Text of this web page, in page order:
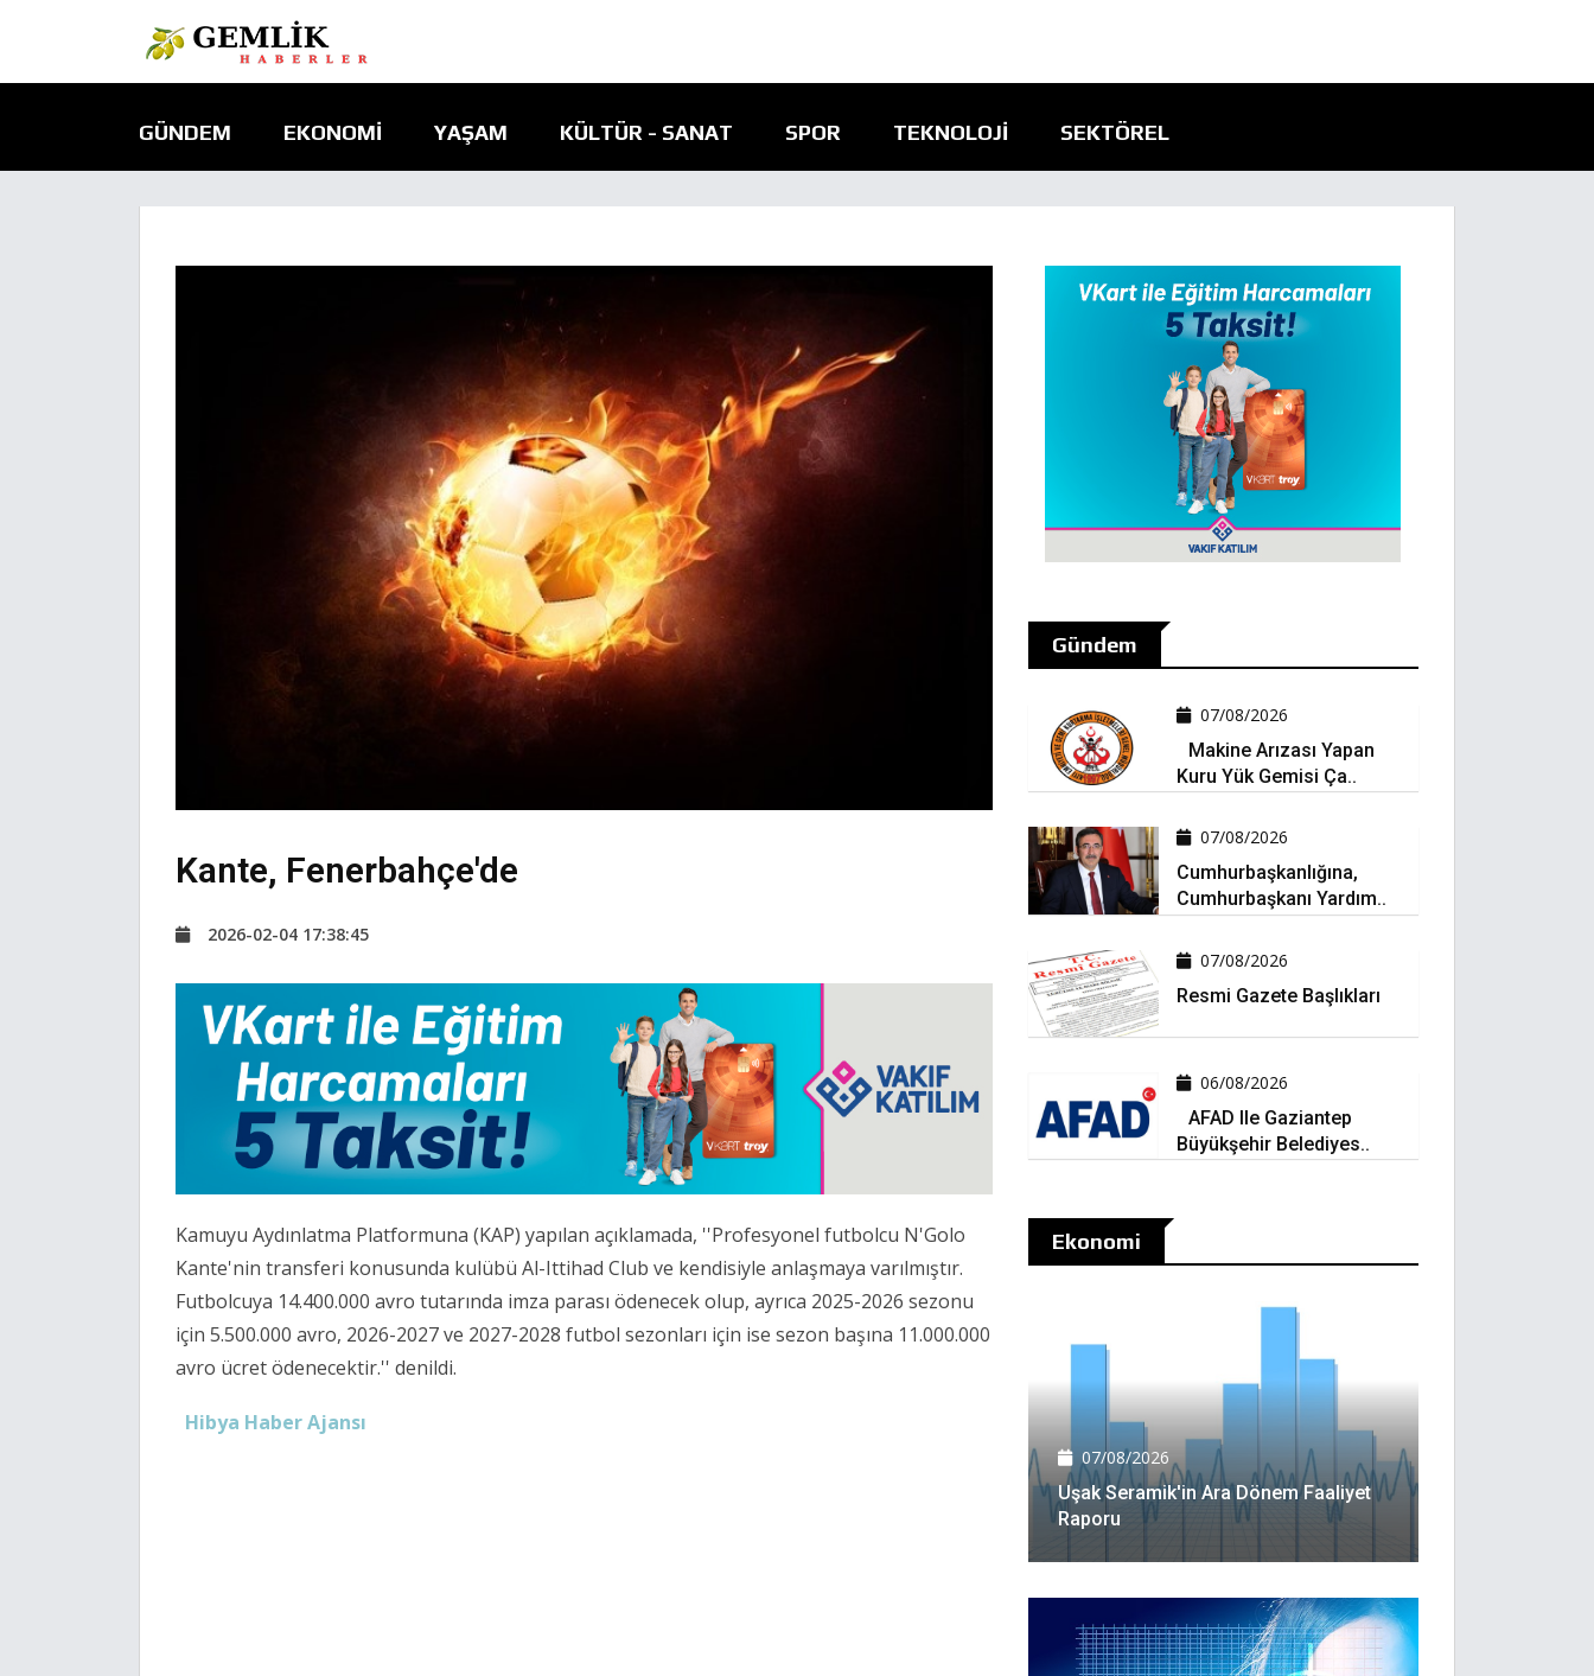
GÜNDEM EKONOMI YAŞAM KÜLTÜR - SANAT SPOR TEKNOLOJI SEKTÖREL
Kante, Fenerbahçe'de
2026-02-04 17:38:45
Kamuyu Aydınlatma Platformuna (KAP) yapılan açıklamada, ''Profesyonel futbolcu N'Golo
Kante'nin transferi konusunda kulübü Al-Ittihad Club ve kendisiyle anlaşmaya varılmıştır.
Futbolcuya 14.400.000 avro tutarında imza parası ödenecek olup, ayrıca 2025-2026 sezonu
için 5.500.000 avro, 2026-2027 ve 2027-2028 futbol sezonları için ise sezon başına 11.000.000
avro ücret ödenecektir.'' denildi.
Hibya Haber Ajansı
Gündem
07/08/2026
Makine Arızası Yapan
Kuru Yük Gemisi Ça..
07/08/2026
Cumhurbaşkanlığına,
Cumhurbaşkanı Yardım..
07/08/2026
Resmi Gazete Başlıkları
06/08/2026
AFAD Ile Gaziantep
Büyükşehir Belediyes..
Ekonomi
07/08/2026
Uşak Seramik'in Ara Dönem Faaliyet
Raporu